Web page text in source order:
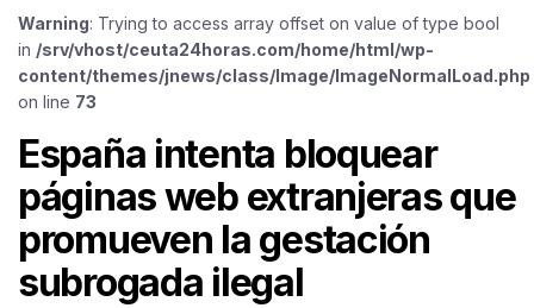
Warning: Trying to access array offset on value of type bool
in /srv/vhost/ceuta24horas.com/home/html/wp-
content/themes/jnews/class/Image/ImageNormalLoad.php
on line 73
España intenta bloquear
páginas web extranjeras que
promueven la gestación
subrogada ilegal